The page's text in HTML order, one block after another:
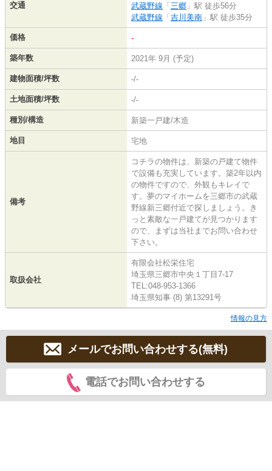
交通
武蔵野線 「 三郷 」駅 徒歩56分
武蔵野線 「 吉川美南 」駅 徒歩35分
価格 -
築年数 2021年 9月 (予定)
建物面積/坪数 -/-
土地面積/坪数 -/-
種別/構造 新築一戸建/木造
地目 宅地
備考
コチラの物件は、新築の戸建て物件
で設備も充実しています。築2年以内
の物件ですので、外観もキレイで
す。夢のマイホームを三郷市の武蔵
野線新三郷付近で探しましょう。き
っと素敵な一戸建てが見つかります
ので、まずは当社までお問い合わせ
下さい。
取扱会社
有限会社松栄住宅
埼玉県三郷市中央１丁目7-17
TEL:048-953-1366
埼玉県知事 (8) 第13291号
情報の見方
メールでお問い合わせする(無料)
電話でお問い合わせする